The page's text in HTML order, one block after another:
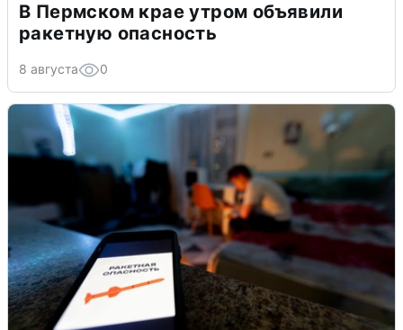
В Пермском крае утром объявили
ракетную опасность
8 августа 0